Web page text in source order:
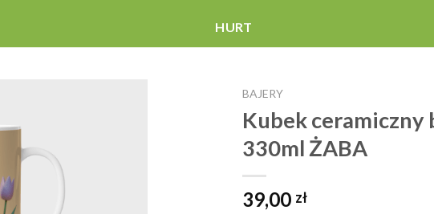
HURT
BAJERY
Kubek ceramiczny
330ml ŻABA
39,00 zł